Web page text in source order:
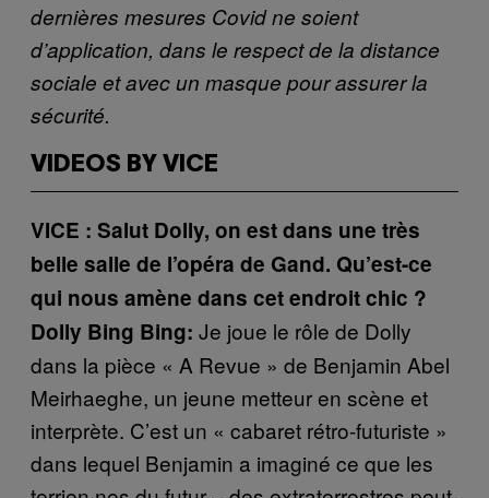
dernières mesures Covid ne soient
d’application, dans le respect de la distance
sociale et avec un masque pour assurer la
sécurité.
VIDEOS BY VICE
VICE : Salut Dolly, on est dans une très
belle salle de l’opéra de Gand. Qu’est-ce
qui nous amène dans cet endroit chic ?
Dolly Bing Bing: Je joue le rôle de Dolly
dans la pièce « A Revue » de Benjamin Abel
Meirhaeghe, un jeune metteur en scène et
interprète. C’est un « cabaret rétro-futuriste »
dans lequel Benjamin a imaginé ce que les